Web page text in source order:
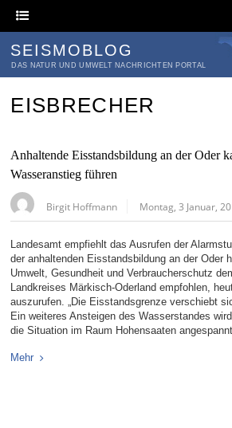
SEISMOBLOG
DAS NATUR UND UMWELT NACHRICHTEN PORTAL
EISBRECHER
Anhaltende Eisstandsbildung an der Oder
Wasseranstieg führen
Birgit Hoffmann Montag, 3 Januar,
Landesamt empfiehlt das Ausrufen der
der anhaltenden Eisstandsbildung an der Oder
Umwelt, Gesundheit und Verbraucherschutz
Landkreises Märkisch-Oderland empfohlen,
auszurufen. „Die Eisstandsgrenze verschiebt
Ein weiteres Ansteigen des Wasserstandes
die Situation im Raum Hohensaaten
Mehr